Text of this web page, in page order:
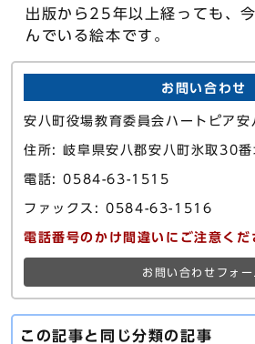
出版から25年以上経っても、
んでいる絵本です。
お問い合わせ
安八町役場教育委員会ハートピア安
住所: 岐阜県安八郡安八町氷取30番
電話: 0584-63-1515
ファックス: 0584-63-1516
電話番号のかけ間違いにご注意くだ
お問い合わせフォー
この記事と同じ分類の記事